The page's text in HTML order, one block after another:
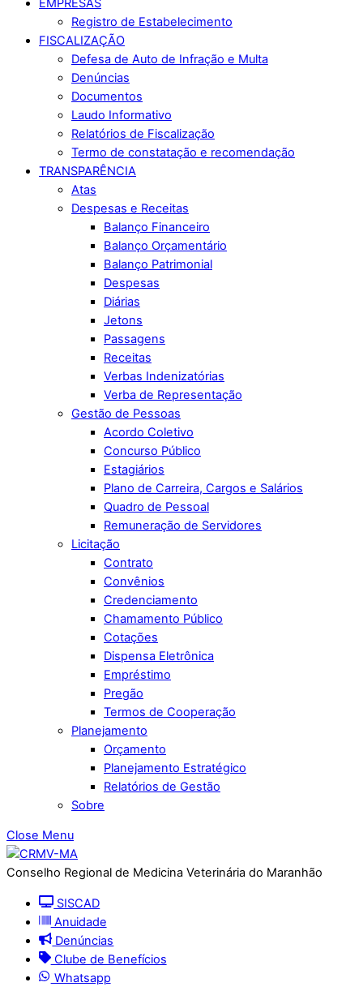
Registro de Estabelecimento
FISCALIZAÇÃO
Defesa de Auto de Infração e Multa
Denúncias
Documentos
Laudo Informativo
Relatórios de Fiscalização
Termo de constatação e recomendação
TRANSPARÊNCIA
Atas
Despesas e Receitas
Balanço Financeiro
Balanço Orçamentário
Balanço Patrimonial
Despesas
Diárias
Jetons
Passagens
Receitas
Verbas Indenizatórias
Verba de Representação
Gestão de Pessoas
Acordo Coletivo
Concurso Público
Estagiários
Plano de Carreira, Cargos e Salários
Quadro de Pessoal
Remuneração de Servidores
Licitação
Contrato
Convênios
Credenciamento
Chamamento Público
Cotações
Dispensa Eletrônica
Empréstimo
Pregão
Termos de Cooperação
Planejamento
Orçamento
Planejamento Estratégico
Relatórios de Gestão
Sobre
Close Menu
Conselho Regional de Medicina Veterinária do Maranhão
SISCAD
Anuidade
Denúncias
Clube de Benefícios
Whatsapp